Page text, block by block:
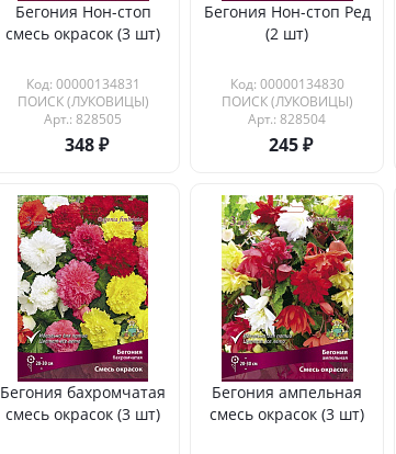
Бегония Нон-стоп
смесь окрасок (3 шт)
Код: 00000134831
ПОИСК (ЛУКОВИЦЫ)
Арт.: 828505
348
Бегония Нон-стоп Ред
(2 шт)
Код: 00000134830
ПОИСК (ЛУКОВИЦЫ)
Арт.: 828504
245
Бегония бахромчатая
смесь окрасок (3 шт)
Бегония ампельная
смесь окрасок (3 шт)